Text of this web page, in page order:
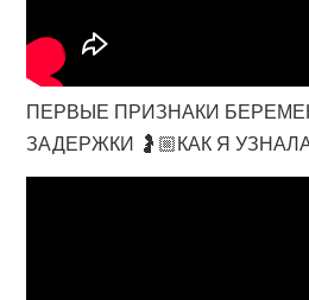
ПЕРВЫЕ ПРИЗНАКИ
ЗАДЕРЖКИ 🤰🏼КАК Я